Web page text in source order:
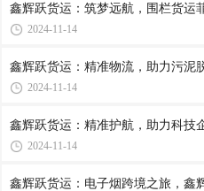
鑫辉跃货运：筑梦远航，围栏货运
2024-11-14
鑫辉跃货运：精准物流，助力污泥
2024-11-14
鑫辉跃货运：精准护航，助力科
2024-11-14
鑫辉跃货运：电子烟跨境之旅，鑫